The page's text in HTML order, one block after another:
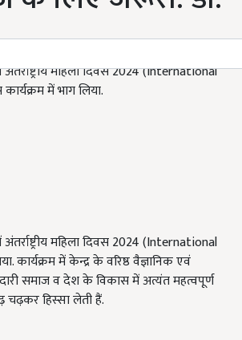
अंतर्राष्ट्रीय महिला दिवस 2024 (International
में भाग लिया.
अंतर्राष्ट्रीय महिला दिवस 2024 (International
में केन्द्र के वरिष्ठ वैज्ञानिक एवं
समाज व देश के विकास में अत्यंत महत्वपूर्ण
हिस्सा लेती हैं.